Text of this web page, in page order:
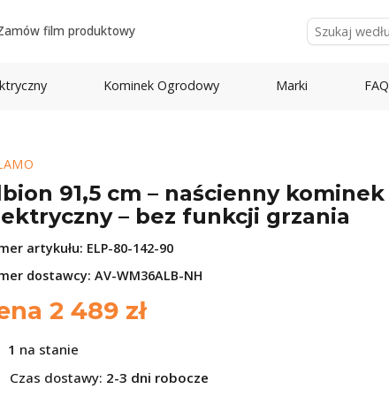
film produktowy
Kominek Ogrodowy Marki FAQ
91,5 cm – naścienny kominek
– bez funkcji grzania
artykułu: ELP-80-142-90
dostawcy: AV-WM36ALB-NH
2 489 zł
1 na stanie
Czas dostawy: 2-3 dni robocze